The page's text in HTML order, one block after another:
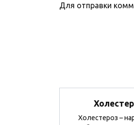
Для отправки
Холестероз –